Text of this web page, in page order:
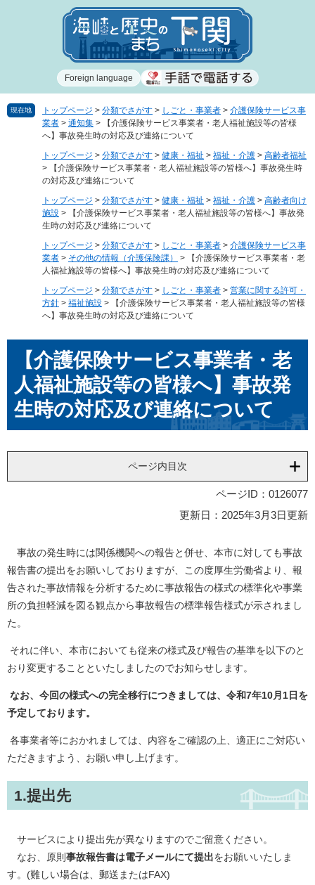
で
ば
Foreign language
現在地 トップページ > 分類でさがす > しごと・事業者 > 介護保険サービス事
業者 > 通知集 >
【介護保険サービス事業者・老人福祉施設等の皆様
へ】事故発生時の対応及び連絡について
トップページ > 分類でさがす > 健康・福祉 > 福祉・介護 > 高齢者福祉
>
【介護保険サービス事業者・老人福祉施設等の皆様へ】事故発生時
の対応及び連絡について
トップページ > 分類でさがす > 健康・福祉 > 福祉・介護 > 高齢者向け
施設 >
【介護保険サービス事業者・老人福祉施設等の皆様へ】事故発
生時の対応及び連絡について
トップページ > 分類でさがす > しごと・事業者 > 介護保険サービス事
業者 > その他の情報（介護保険課） >
【介護保険サービス事業者・老
人福祉施設等の皆様へ】事故発生時の対応及び連絡について
トップページ > 分類でさがす > しごと・事業者 > 営業に関する許可・
方針 > 福祉施設 >
【介護保険サービス事業者・老人福祉施設等の皆様
へ】事故発生時の対応及び連絡について
【介護保険サービス事業者・老
人福祉施設等の皆様へ】事故発
生時の対応及び連絡について
ページ内目次
ページID：0126077
更新日：2025年3月3日更新
事故の発生時には関係機関への報告と併せ、本市に対しても事故
報告書の提出をお願いしておりますが、この度厚生労働省より、報
告された事故情報を分析するために事故報告の様式の標準化や事業
所の負担軽減を図る観点から事故報告の標準報告様式が示されまし
た。
それに伴い、本市においても従来の様式及び報告の基準を以下のと
おり変更することといたしましたのでお知らせします。
なお、今回の様式への完全移行につきましては、令和7年10月1日を
予定しております。
各事業者等におかれましては、内容をご確認の上、適正にご対応い
ただきますよう、お願い申し上げます。
1.提出先
サービスにより提出先が異なりますのでご留意ください。
なお、原則 事故報告書は電子メールにて提出をお願いいたしま
す。(難しい場合は、郵送またはFAX)